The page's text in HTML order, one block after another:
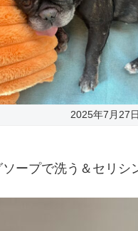
2025年7月27日
ソープで洗う＆セリシ